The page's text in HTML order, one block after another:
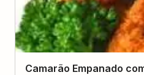
Camarão Empanado